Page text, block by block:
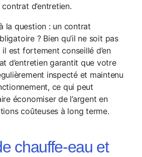
d’entretien.
la question : un contrat
? Bien qu’il ne soit pas
est fortement conseillé d’en
d’entretien garantit que votre
inspecté et maintenu
ce qui peut
économiser de l’argent en
coûteuses à long terme.
chauffe-eau et